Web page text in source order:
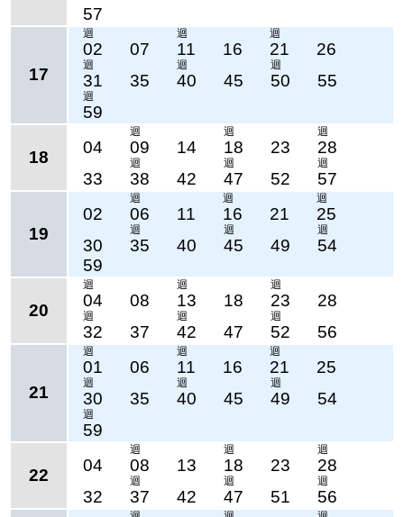
57
17
迴
02 07
迴
11 16
迴
21 26
迴
31 35
迴
40 45
迴
50 55
迴
59
18
04
迴
09 14
迴
18 23
迴
28
33
迴
38 42
迴
47 52
迴
57
19
02
迴
06 11
迴
16 21
迴
25
30
迴
35 40
迴
45 49
迴
54
59
20
迴
04 08
迴
13 18
迴
23 28
迴
32 37
迴
42 47
迴
52 56
21
迴
01 06
迴
11 16
迴
21 25
迴
30 35
迴
40 45
迴
49 54
迴
59
22
04
迴
08 13
迴
18 23
迴
28
32
迴
37 42
迴
47 51
迴
56